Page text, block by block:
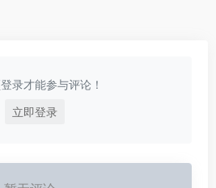
录才能参与评论！
立即登录